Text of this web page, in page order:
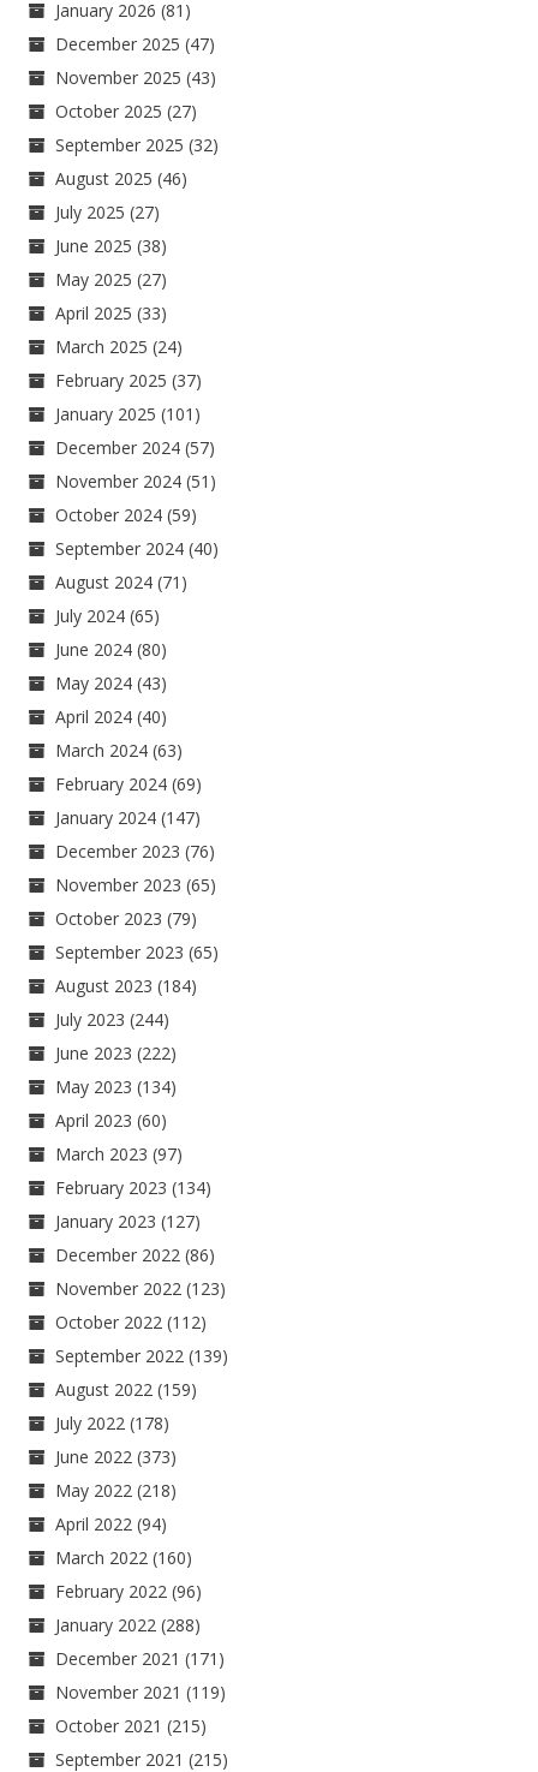
January 2026 (81)
December 2025 (47)
November 2025 (43)
October 2025 (27)
September 2025 (32)
August 2025 (46)
July 2025 (27)
June 2025 (38)
May 2025 (27)
April 2025 (33)
March 2025 (24)
February 2025 (37)
January 2025 (101)
December 2024 (57)
November 2024 (51)
October 2024 (59)
September 2024 (40)
August 2024 (71)
July 2024 (65)
June 2024 (80)
May 2024 (43)
April 2024 (40)
March 2024 (63)
February 2024 (69)
January 2024 (147)
December 2023 (76)
November 2023 (65)
October 2023 (79)
September 2023 (65)
August 2023 (184)
July 2023 (244)
June 2023 (222)
May 2023 (134)
April 2023 (60)
March 2023 (97)
February 2023 (134)
January 2023 (127)
December 2022 (86)
November 2022 (123)
October 2022 (112)
September 2022 (139)
August 2022 (159)
July 2022 (178)
June 2022 (373)
May 2022 (218)
April 2022 (94)
March 2022 (160)
February 2022 (96)
January 2022 (288)
December 2021 (171)
November 2021 (119)
October 2021 (215)
September 2021 (215)